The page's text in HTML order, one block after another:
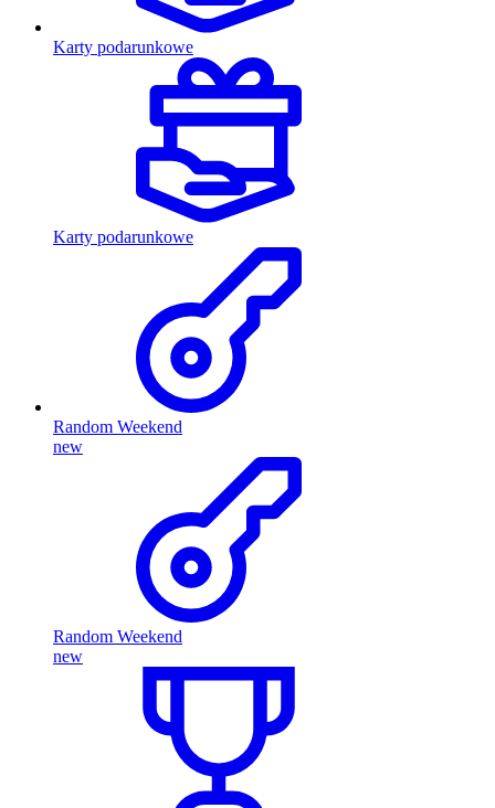
Karty podarunkowe
Karty podarunkowe
Random Weekend
new
Random Weekend
new